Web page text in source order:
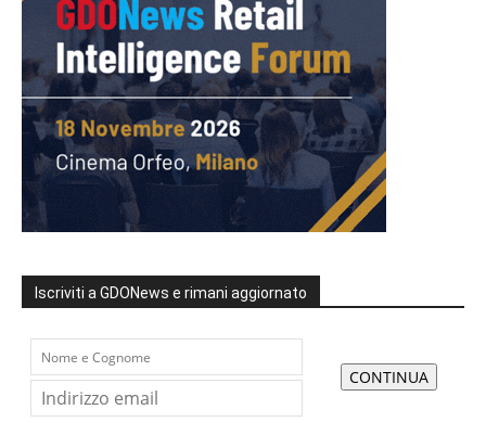
Iscriviti a GDONews e rimani aggiornato